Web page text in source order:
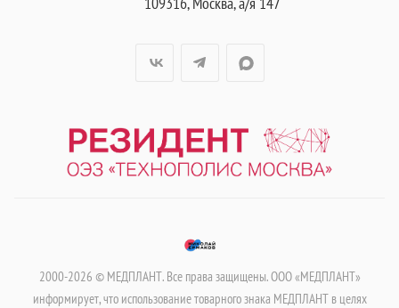
2000-2026 © МЕДПЛАНТ. Все права защищены. ООО «МЕДПЛАНТ»
информирует, что использование товарного знака МЕДПЛАНТ в целях